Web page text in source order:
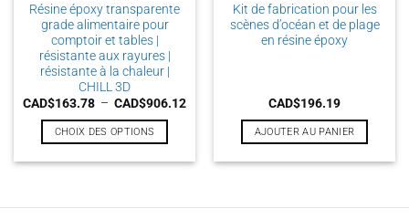
Résine époxy transparente
grade alimentaire pour
comptoir et tables |
résistante aux rayures |
résistante à la chaleur |
CHILL 3D
CAD$163.78 – CAD$906.12Plage
CAD$163.78
CAD$906.12
CHOIX DES OPTIONS
plusieurs
Kit de fabrication pour les
scènes d’océan et de plage
en résine époxy
CAD$196.19
AJOUTER AU PANIER